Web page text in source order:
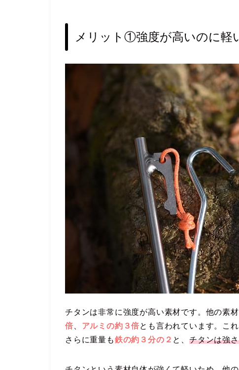
メリット①強度が高いのに軽
チタンは非常に強度が高い素材です。他の素
倍
アルミの約３倍とも言われています。こ
さらに重量も鉄の約３分の２ と、チタンは強